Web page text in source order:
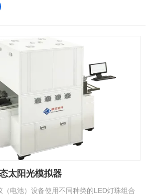
太阳光模拟器
（电池）设备使⽤不同种类的LED灯珠组合